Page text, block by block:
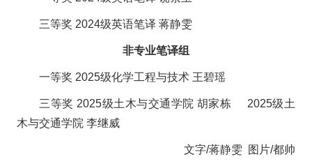
三等奖 2024级英语笔译 蒋静雯
非专业笔译组
一等奖 2025级化学工程与技术 王碧瑶
三等奖 2025级土木与交通学院 胡家栋 2025级土
木与交通学院 李继威
文字/蒋静雯 图片/都帅